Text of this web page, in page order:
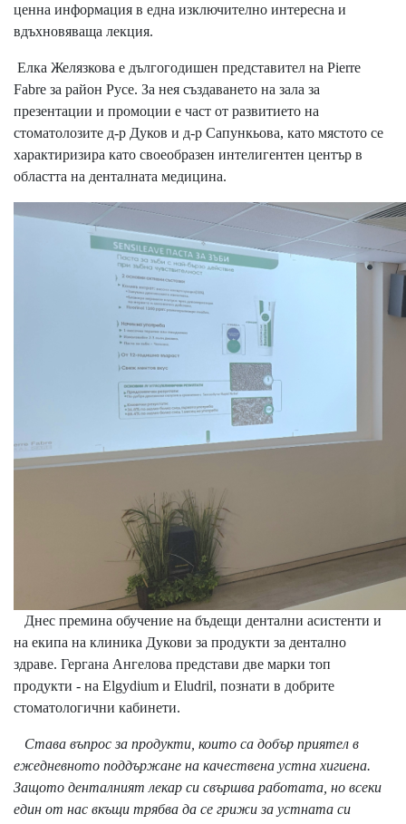
ценна информация в една изключително интересна и
вдъхновяваща лекция.
Елка Желязкова е дългогодишен представител на Pierre
Fabre за район Русе. За нея създаването на зала за
презентации и промоции е част от развитието на
стоматолозите д-р Дуков и д-р Сапункьова, като мястото се
характиризира като своеобразен интелигентен център в
областта на денталната медицина.
Днес премина обучение на бъдещи дентални асистенти и
на екипа на клиника Дукови за продукти за дентално
здраве. Гергана Ангелова представи две марки топ
продукти - на Elgydium и Eludril, познати в добрите
стоматологични кабинети.
Става въпрос за продукти, които са добър приятел в
ежедневното поддържане на качествена устна хигиена.
Защото денталният лекар си свършва работата, но всеки
един от нас вкъщи трябва да се грижи за устната си